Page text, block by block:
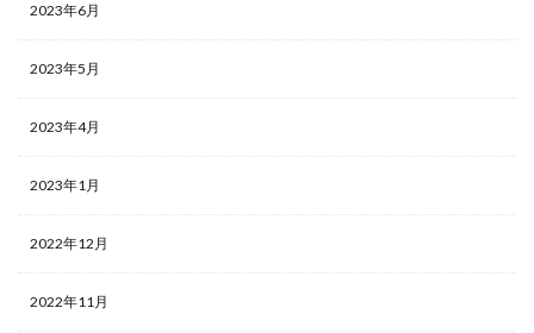
2023年6月
2023年5月
2023年4月
2023年1月
2022年12月
2022年11月